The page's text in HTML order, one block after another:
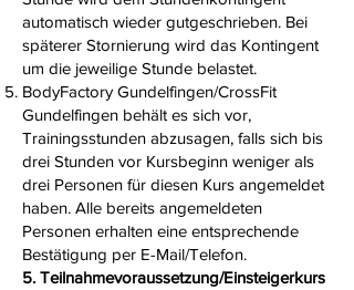
automatisch wieder gutgeschrieben. Bei
späterer Stornierung wird das Kontingent
um die jeweilige Stunde belastet.
BodyFactory Gundelfingen/CrossFit
Gundelfingen behält es sich vor,
Trainingsstunden abzusagen, falls sich bis
drei Stunden vor Kursbeginn weniger als
drei Personen für diesen Kurs angemeldet
haben. Alle bereits angemeldeten
Personen erhalten eine entsprechende
Bestätigung per E-Mail/Telefon.
5. Teilnahmevoraussetzung/Einsteigerkurs